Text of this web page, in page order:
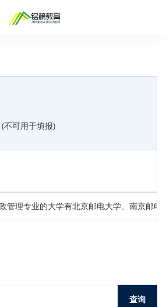
不可用于填报)
管理专业的大学有北京邮电大学、南京邮